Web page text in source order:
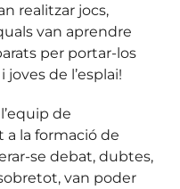
realitzar jocs,
van aprendre
per portar-los
de l’esplai!
de
a la formació de
se debat, dubtes,
van poder